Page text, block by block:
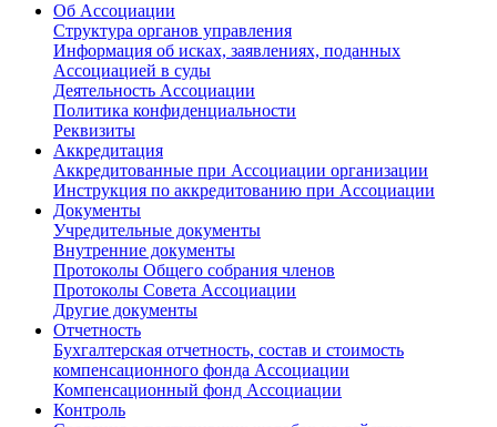
Об Ассоциации
Структура органов управления
Информация об исках, заявлениях, поданных
Ассоциацией в суды
Деятельность Ассоциации
Политика конфиденциальности
Реквизиты
Аккредитация
Аккредитованные при Ассоциации организации
Инструкция по аккредитованию при Ассоциации
Документы
Учредительные документы
Внутренние документы
Протоколы Общего собрания членов
Протоколы Совета Ассоциации
Другие документы
Отчетность
Бухгалтерская отчетность, состав и стоимость
компенсационного фонда Ассоциации
Компенсационный фонд Ассоциации
Контроль